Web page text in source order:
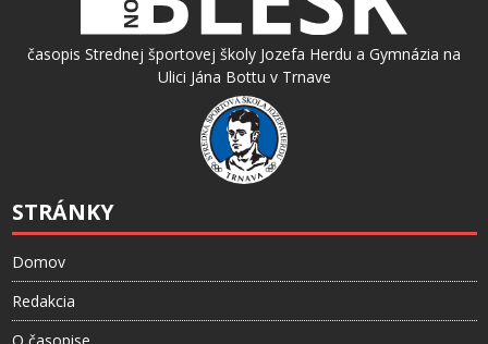
časopis Strednej športovej školy Jozefa Herdu a Gymnázia na
Ulici Jána Bottu v Trnave
STRÁNKY
Domov
Redakcia